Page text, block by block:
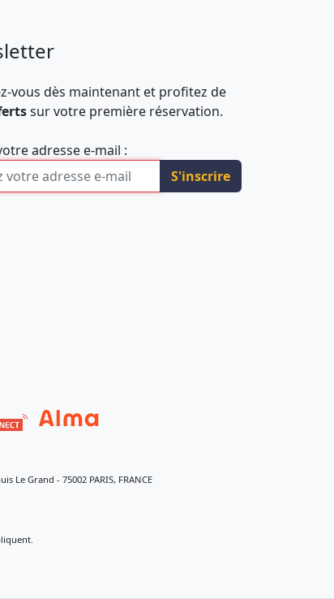
vous dès maintenant et profitez de
sur votre première réservation.
adresse e-mail :
S'inscrire
Le Grand - 75002 PARIS, FRANCE